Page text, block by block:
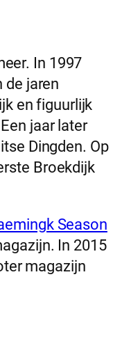
In 1997
de jaren
en figuurlijk
jaar later
Dingden. Op
Broekdijk
Season
In 2015
magazijn